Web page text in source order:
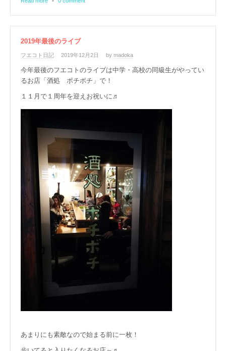
2019年最後のライブ
フエコト日記 2019年12月2日 by madoka
今年最後のフエコトのライブは中学・高校の同級生がやってい
るお店「酒処 ボチボチ」で！
１１月で１周年を迎えお祝いに♬
あまりにも素敵なので始まる前に一枚！